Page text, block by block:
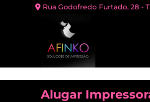
Rua Godofredo Furtado, 28 -
Alugar